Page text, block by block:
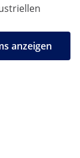
anzeigen